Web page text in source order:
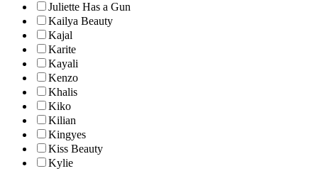
Juliette Has a Gun
Kailya Beauty
Kajal
Karite
Kayali
Kenzo
Khalis
Kiko
Kilian
Kingyes
Kiss Beauty
Kylie